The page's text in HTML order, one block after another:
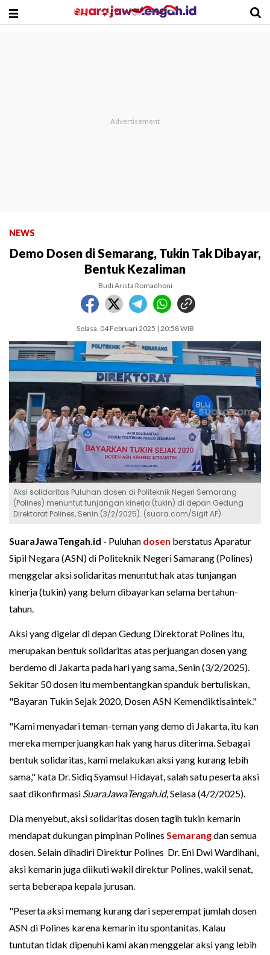
NEWS
Demo Dosen di Semarang, Tukin Tak Dibayar,
Bentuk Kezaliman
Budi Arista Romadhoni
Selasa, 04 Februari 2025 | 20:58 WIB
Aksi solidaritas Puluhan dosen di Politeknik Negeri Semarang
(Polines) menuntut tunjangan kinerja (tukin) di depan Gedung
Direktorat Polines, Senin (3/2/2025). (suara.com/Sigit AF)
SuaraJawaTengah.id - Puluhan dosen berstatus Aparatur
Sipil Negara (ASN) di Politeknik Negeri Samarang (Polines)
menggelar aksi solidaritas menuntut hak atas tunjangan
kinerja (tukin) yang belum dibayarkan selama bertahun-
tahun.
Aksi yang digelar di depan Gedung Direktorat Polines itu,
merupakan bentuk solidaritas atas perjuangan dosen yang
berdemo di Jakarta pada hari yang sama, Senin (3/2/2025).
Sekitar 50 dosen itu membentangkan spanduk bertuliskan,
"Bayaran Tukin Sejak 2020, Dosen ASN Kemendiktisaintek."
"Kami menyadari teman-teman yang demo di Jakarta, itu kan
mereka memperjuangkan hak yang harus diterima. Sebagai
bentuk solidaritas, kami melakukan aksi yang kurang lebih
sama," kata Dr. Sidiq Syamsul Hidayat, salah satu peserta aksi
saat dikonfirmasi SuaraJawaTengah.id,Selasa (4/2/2025).
Dia menyebut, aksi solidaritas dosen tagih tukin kemarin
mendapat dukungan pimpinan Polines Semarangdan semua
dosen. Selain dihadiri Direktur Polines Dr. Eni Dwi Wardihani,
aksi kemarin juga diikuti wakil direktur Polines, wakil senat,
serta beberapa kepala jurusan.
"Peserta aksi memang kurang dari seperempat jumlah dosen
ASN di Polines karena kemarin itu spontanitas. Kalau
tuntutan tidak dipenuhi kami akan menggelar aksi yang lebih